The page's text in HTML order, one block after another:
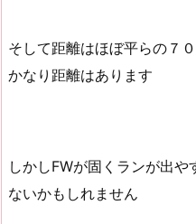
そして距離はほぼ平らの７
かなり距離はあります
しかしFWが固くランが出
ないかもしれません